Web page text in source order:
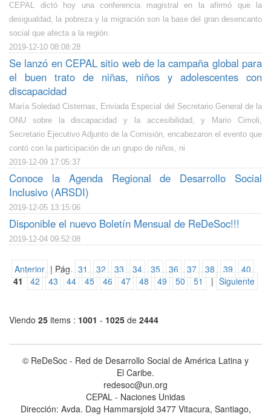
CEPAL dictó hoy una conferencia magistral en la afirmó que la
desigualdad, la pobreza y la migración son la base del gran desencanto
social que afecta a la región.
2019-12-10 08:08:28
Se lanzó en CEPAL sitio web de la campaña global para
el buen trato de niñas, niños y adolescentes con
discapacidad
María Soledad Cisternas, Enviada Especial del Secretario General de la
ONU sobre la discapacidad y la accesibilidad, y Mario Cimoli,
Secretario Ejecutivo Adjunto de la Comisión, encabezaron el evento que
contó con la participación de un grupo de niños, ni
2019-12-09 17:05:37
Conoce la Agenda Regional de Desarrollo Social
Inclusivo (ARSDI)
2019-12-05 13:15:06
Disponible el nuevo Boletín Mensual de ReDeSoc!!!
2019-12-04 09:52:08
Anterior | Pág. 31 32 33 34 35 36 37 38 39
40
41 42 43 44 45 46 47 48 49 50 51 | Siguiente
Viendo 25 items : 1001 - 1025 de 2444
© ReDeSoc - Red de Desarrollo Social de América Latina y
El Caribe.
redesoc@un.org
CEPAL - Naciones Unidas
Dirección: Avda. Dag Hammarsjold 3477 Vitacura, Santiago,